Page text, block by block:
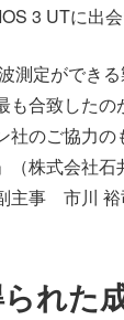
3 UTに出会
測定ができ
も合致したの
社のご協力
（株式会社
主事 市川 裕
れた